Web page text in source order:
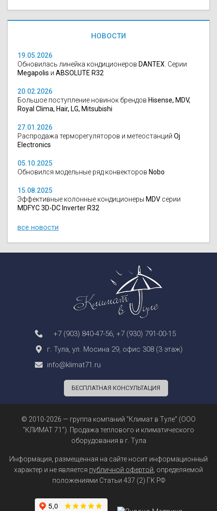
НОВОСТИ
19.05.2026
Обновилась линейка кондиционеров DANTEX . Серии
Megapolis и ABSOLUTE R32
20.02.2026
Большое поступление новинок брендов Hisense, MDV,
Royal Clima, Hair, LG, Mitsubishi
27.01.2026
Распродажа терморегуляторов и метеостанций Oj
Electronics
05.10.2025
Обновился модельные ряд конвекторов Nobo
15.08.2025
Эффективные колонные кондиционеры MDV серии
MDFYC 3D-DC Inverter R32
все новости
+7 (903) 840-47-56 +7 (930) 791-00-15
г. Тула, ул. Мосина 29, офис 308 (3 этаж)
info@klimat71.ru
БЕСПЛАТНАЯ КОНСУЛЬТАЦИЯ
© 2010-2026 — группа компаний "Климат в Туле" (ООО
"КЛИМАТ 71"). Продажа теплового и климатического
оборудования в г. Тула
Информация, размещенная на сайте носит информационный
характер и не является публичной офертой , определяемой
положениями Статьи 437 (2) ГК РФ